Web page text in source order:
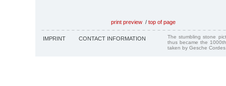
print preview / top of page
IMPRINT CONTACT INFORMATION
The stumbling stone
thus became the
taken by Gesche